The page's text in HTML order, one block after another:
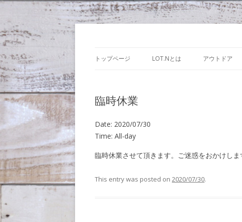
トップページ LOT.Nとは アウトドア
臨時休業
Date: 2020/07/30
Time: All-day
臨時休業させて頂きます。ご迷惑をおかけしま
This entry was posted on 2020/07/30.